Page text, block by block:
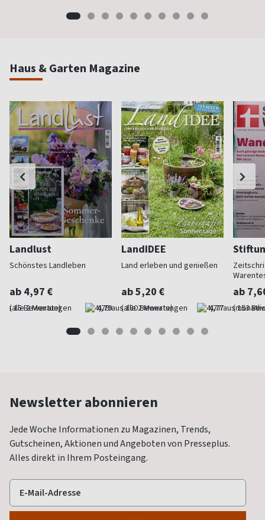
Haus & Garten Magazine
Landlust
Schönstes Landleben
ab 4,97 €
(alle 2 Monate) 4,79
LandIDEE
Land erleben und genießen
ab 5,20 €
(alle 2 Monate) 4,77
ab
Newsletter abonnieren
Jede Woche Informationen zu Magazinen, Trends,
Gutscheinen, Aktionen und Angeboten von Presseplus.
Alles direkt in Ihrem Posteingang.